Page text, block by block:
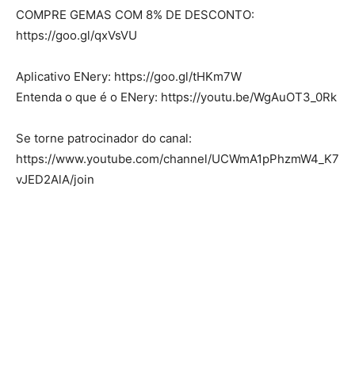
COMPRE GEMAS COM 8% DE DESCONTO:
https://goo.gl/qxVsVU
Aplicativo ENery: https://goo.gl/tHKm7W
Entenda o que é o ENery: https://youtu.be/WgAuOT3_0Rk
Se torne patrocinador do canal:
https://www.youtube.com/channel/UCWmA1pPhzmW4_K7
vJED2AlA/join